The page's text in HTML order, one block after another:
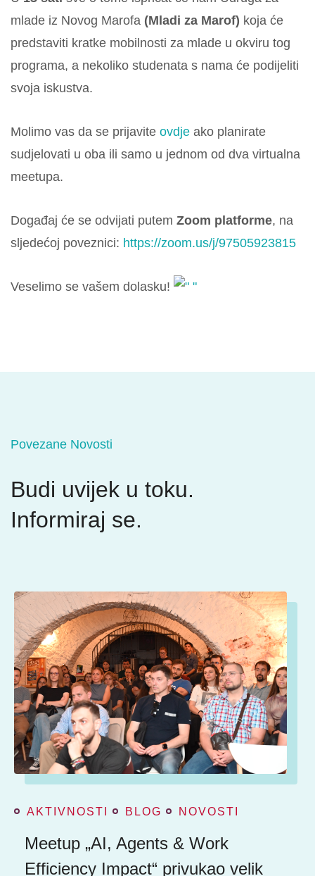
mlade iz Novog Marofa (Mladi za Marof) koja će
predstaviti kratke mobilnosti za mlade u okviru tog
programa, a nekoliko studenata s nama će podijeliti
svoja iskustva.
Molimo vas da se prijavite ovdje ako planirate
sudjelovati u oba ili samo u jednom od dva virtualna
meetupa.
Događaj će se odvijati putem Zoom platforme, na
sljedećoj poveznici: https://zoom.us/j/97505923815
Veselimo se vašem dolasku!
Povezane Novosti
Budi uvijek u toku.
Informiraj se.
AKTIVNOSTI BLOG NOVOSTI
Meetup „AI, Agents & Work
Efficiency Impact“ privukao velik